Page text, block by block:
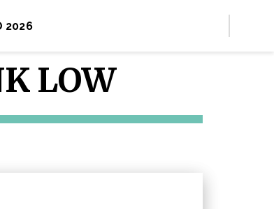
2026
LOW